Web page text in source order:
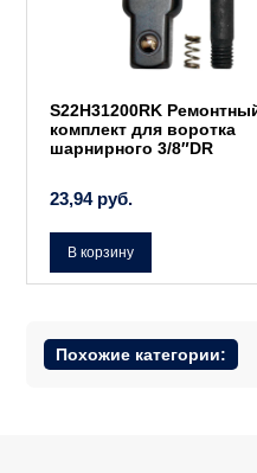
S22H31200RK
комплект для воротка
шарнирного 3/8″DR
23,94 руб.
В корзину
Похожие категории: